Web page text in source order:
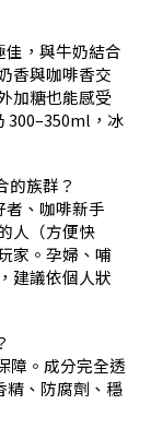
，與牛奶結合
香與咖啡香交
加糖也能感受
300–350ml，冰
的族群？
者、咖啡新手
人（方便快
家。孕婦、哺
建議依個人狀
障。成分完全透
、防腐劑、穩